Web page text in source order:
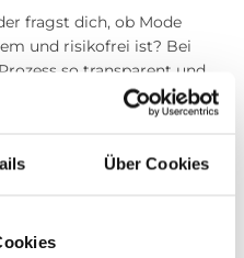
Über Cookies
fragst dich, ob Mode
und risikofrei ist? Bei
so transparent und
es weder versteckte
sondern pures
Versand: Wir liefern dir
4,99 € Versandkosten